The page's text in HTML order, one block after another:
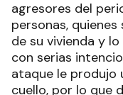
agresores del
personas,
de su vivienda y
con serias
ataque le produjo
cuello, por lo que